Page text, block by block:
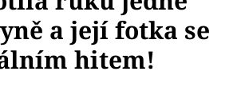
a její fotka se
hitem!